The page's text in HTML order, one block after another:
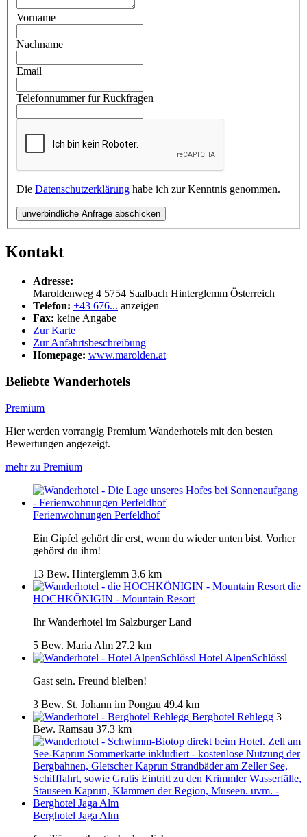
Vorname
Nachname
Email
Telefonnummer für Rückfragen
Die Datenschutzerklärung habe ich zur Kenntnis genommen.
unverbindliche Anfrage abschicken
Kontakt
Adresse:
Maroldenweg 4 5754 Saalbach Hinterglemm Österreich
Telefon: +43 676... anzeigen
Fax: keine Angabe
Zur Karte
Zur Anfahrtsbeschreibung
Homepage: www.marolden.at
Beliebte Wanderhotels
Premium
Hier werden vorrangig Premium Wanderhotels mit den besten
Bewertungen angezeigt.
mehr zu Premium
Ferienwohnungen Perfeldhof
Ein Gipfel gehört dir erst, wenn du wieder unten bist. Vorher
gehörst du ihm!
13 Bew. Hinterglemm 3.6 km
die
HOCHKÖNIGIN - Mountain Resort
Ihr Wanderhotel im Salzburger Land
5 Bew. Maria Alm 27.2 km
Hotel AlpenSchlössl
Gast sein. Freund bleiben!
3 Bew. St. Johann im Pongau 49.4 km
Berghotel Rehlegg 3
Bew. Ramsau 37.3 km
Berghotel Jaga Alm